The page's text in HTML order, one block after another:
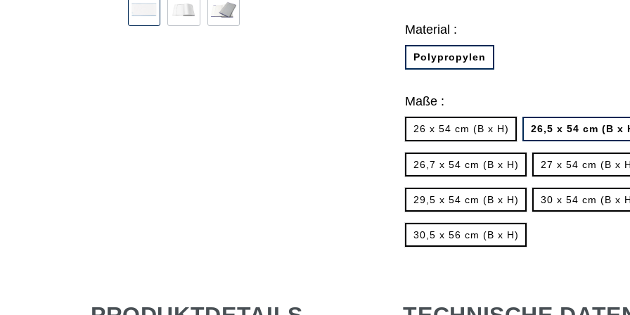
Material :
Polypropylen
Maße :
26 x 54 cm (B x H) 26,5 x 54 cm (B x
26,7 x 54 cm (B x H) 27 x 54 cm (B x
29,5 x 54 cm (B x H) 30 x 54 cm (B x
30,5 x 56 cm (B x H)